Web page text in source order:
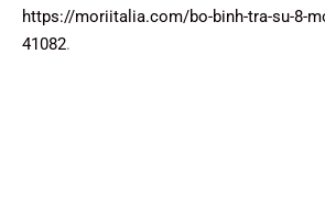
https://moriitalia.com/bo-binh-tra-su-8-
41082.